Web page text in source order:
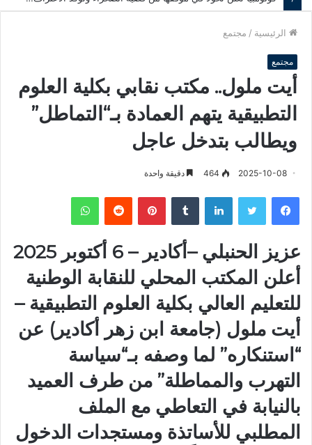
الرئيسية / مجتمع
مجتمع
أيت ملول.. مكتب نقابي بكلية العلوم
التطبيقية يتهم العمادة بـ“التماطل”
ويطالب بتدخل عاجل
2025-10-08
464 دقيقة واحدة
فيسبوك لينكدإن بينتيريست
عزيز الحنبلي –أكادير – 6 أكتوبر 2025
أعلن المكتب المحلي للنقابة الوطنية
للتعليم العالي بكلية العلوم التطبيقية –
أيت ملول (جامعة ابن زهر أكادير) عن
“استنكاره” لما وصفه بـ“سياسة
التهرب والمماطلة” من طرف العميد
بالنيابة في التعاطي مع الملف
المطلبي للأساتذة ومستجدات الدخول